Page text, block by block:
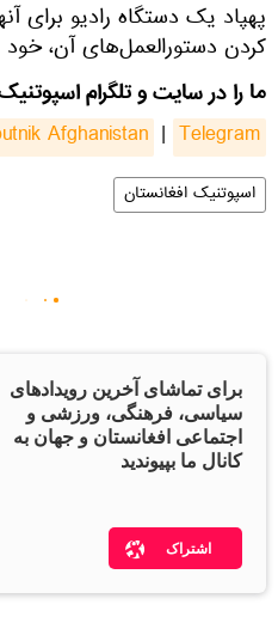
پهپاد یک دستگاه رادیو برای
کردن دستورالعمل‌های آن، خود
ما را در سایت و تلگرام
Afghanistan | Telegram
اسپوتنیک افغانستان
برای تماشای آخرین رویدادهای
سیاسی، فرهنگی، ورزشی و
اجتماعی افغانستان و جهان به
کانال ما بپیوندید
اشتراک